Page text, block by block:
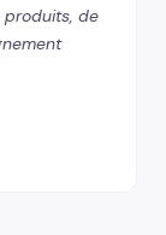
produits, de